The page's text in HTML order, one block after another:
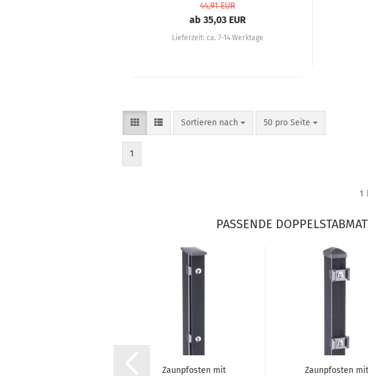
44,91 EUR
ab 35,03 EUR
Lieferzeit: ca. 7-14 Werktage
Sortieren nach 50 pro Seite
1
1
PASSENDE
Zaunpfosten mit
Zaunpfosten mit